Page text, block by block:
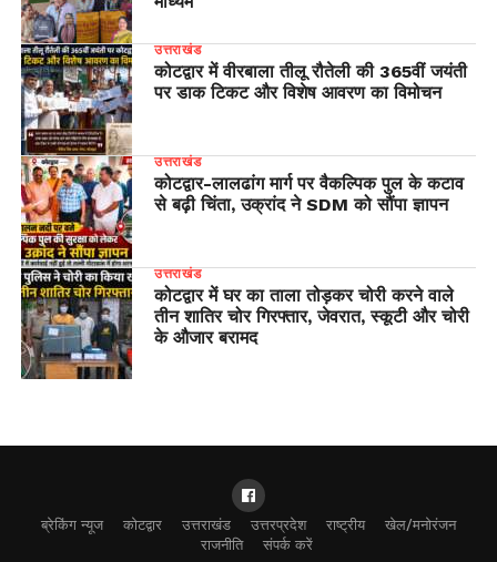
उत्तराखंड
कोटद्वार में वीरबाला तीलू रौतेली की 365वीं जयंती
पर डाक टिकट और विशेष आवरण का विमोचन
उत्तराखंड
​कोटद्वार-लालढांग मार्ग पर वैकल्पिक पुल के कटाव
से बढ़ी चिंता, उक्रांद ने SDM को सौंपा ज्ञापन
उत्तराखंड
कोटद्वार में घर का ताला तोड़कर चोरी करने वाले
तीन शातिर चोर गिरफ्तार, जेवरात, स्कूटी और चोरी
के औजार बरामद
ब्रेकिंग न्यूज कोटद्वार उत्तराखंड उत्तरप्रदेश राष्ट्रीय
खेल/मनोरंजन
राजनीति
संपर्क करें